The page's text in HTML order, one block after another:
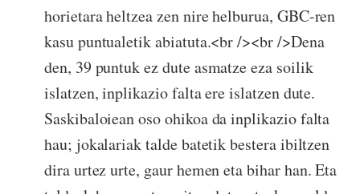
horietara heltzea zen nire helburua, GBC-ren
kasu puntualetik abiatuta.<br /><br />Dena
den, 39 puntuk ez dute asmatze eza soilik
islatzen, inplikazio falta ere islatzen dute.
Saskibaloiean oso ohikoa da inplikazio falta
hau; jokalariak talde batetik bestera ibiltzen
dira urtez urte, gaur hemen eta bihar han. Eta